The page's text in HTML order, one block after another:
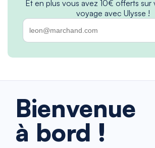
Et en plus vous avez 10€ offerts sur
voyage avec Ulysse !
Bienvenue
à bord !